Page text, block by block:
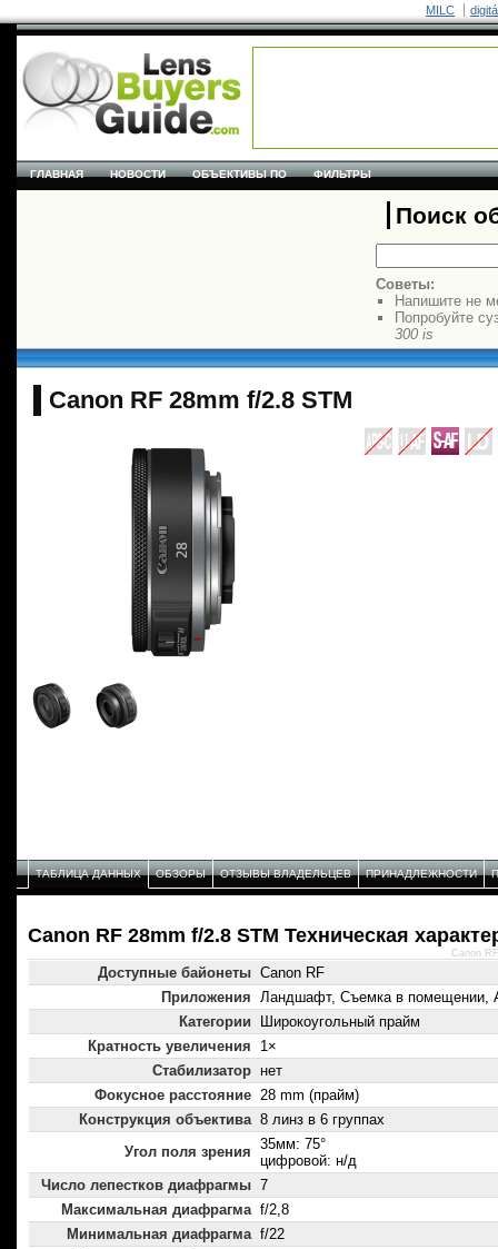
MILC
ГЛАВНАЯ НОВОСТИ ОБЪЕКТИВЫ ПО ФИЛЬТРЫ
Поиск
Советы:
Напишите не
Попробуйте
300 is
Canon RF 28mm f/2.8 STM
ТАБЛИЦА ДАННЫХ ОБЗОРЫ ОТЗЫВЫ ВЛАДЕЛЬЦЕВ ПРИНАДЛЕЖНОСТИ
Canon RF 28mm f/2.8 STM Техническая
Доступные байонеты Canon RF
Приложения Ландшафт, Съемка в помещении,
Категории
Широкоугольный прайм
Кратность увеличения
1×
Стабилизатор нет
Фокусное расстояние 28 mm (прайм)
Конструкция объектива 8 линз в 6 группах
Угол поля зрения 35мм: 75°
цифровой: н/д
Число лепестков диафрагмы 7
Максимальная диафрагма f/2,8
Минимальная диафрагма f/22
Canon